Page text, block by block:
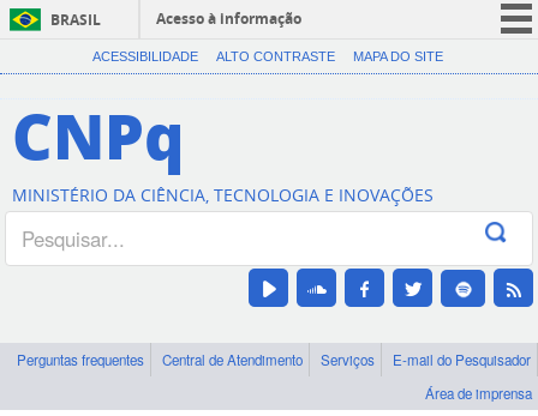
BRASIL
Acesso à informação
CORONAVÍRUS (COVID-19)
Canais
ACESSIBILIDADE ALTO CONTRASTE MAPA DO SITE
CNPq
MINISTÉRIO DA CIÊNCIA, TECNOLOGIA E INOVAÇÕES
Perguntas frequentes Central de Atendimento Serviços
E-mail do Pesquisador
Área de imprensa